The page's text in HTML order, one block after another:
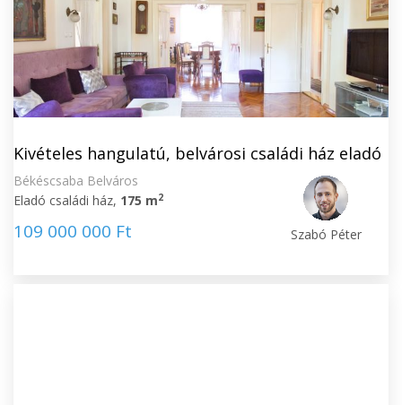
Kivételes hangulatú, belvárosi családi ház eladó
Békéscsaba Belváros
Eladó családi ház, 175 m2
109 000 000 Ft Szabó Péter